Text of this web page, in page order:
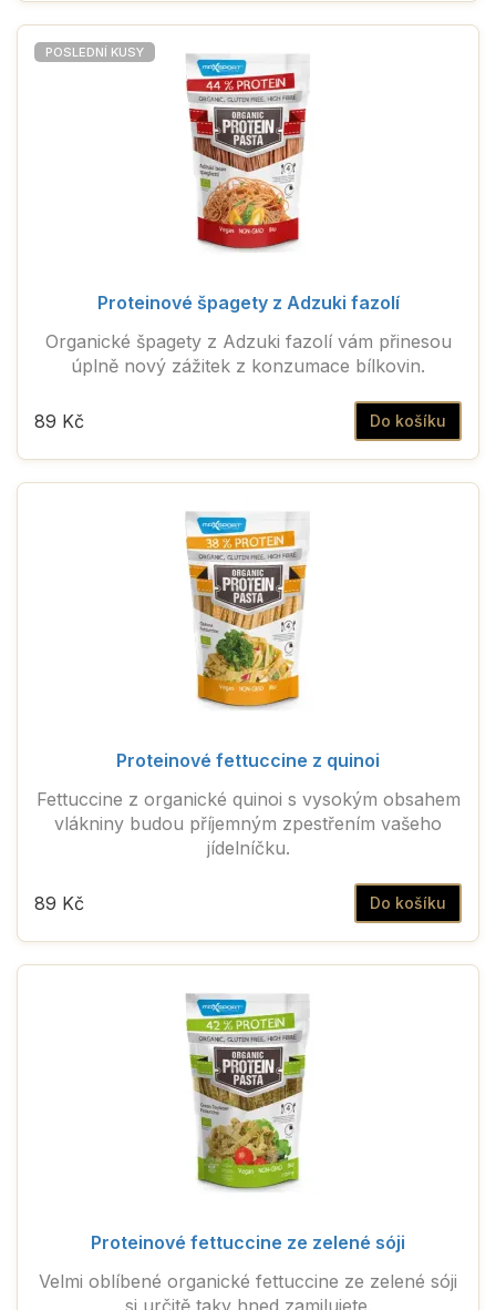
POSLEDNÍ KUSY
Proteinové špagety z Adzuki fazolí
Organické špagety z Adzuki fazolí vám přinesou
úplně nový zážitek z konzumace bílkovin.
Do košíku
89 Kč
Proteinové fettuccine z quinoi
Fettuccine z organické quinoi s vysokým obsahem
vlákniny budou příjemným zpestřením vašeho
jídelníčku.
Do košíku
89 Kč
Proteinové fettuccine ze zelené sóji
Velmi oblíbené organické fettuccine ze zelené sóji
si určitě taky hned zamilujete.